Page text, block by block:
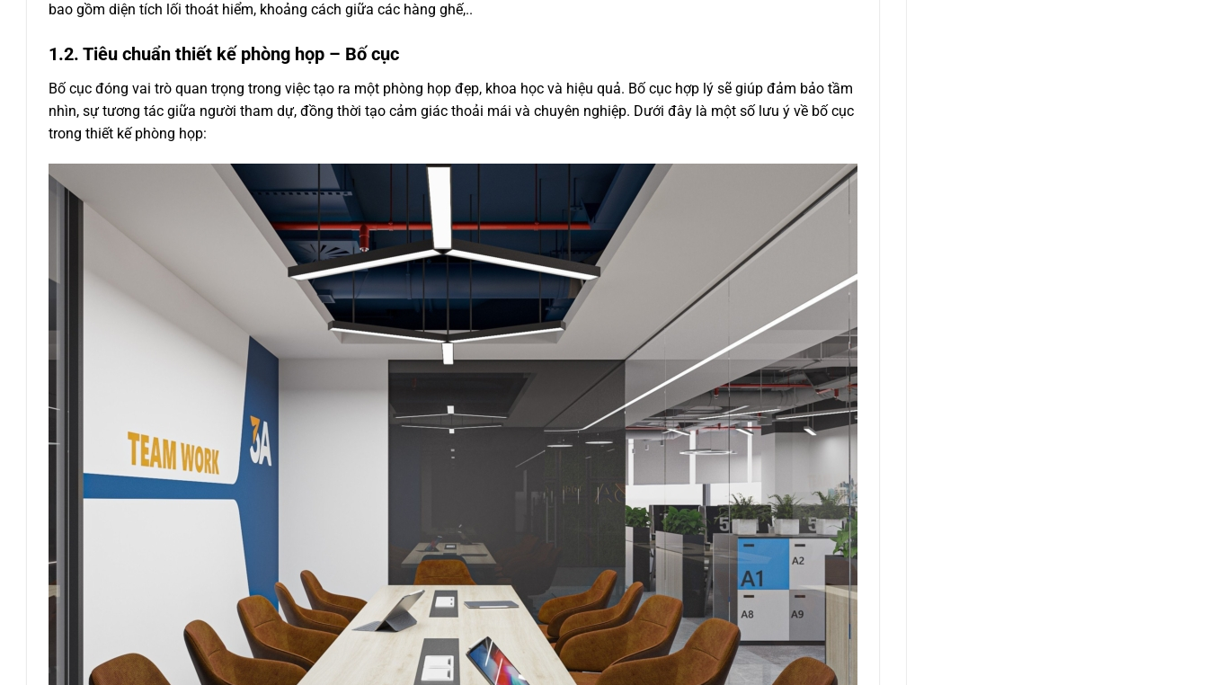
bao gồm diện tích lối thoát hiểm, khoảng cách giữa các hàng ghế,..
1.2. Tiêu chuẩn thiết kế phòng họp – Bố cục
Bố cục đóng vai trò quan trọng trong việc tạo ra một phòng họp đẹp, khoa học và hiệu quả. Bố cục hợp lý sẽ giúp đảm bảo tầm
nhìn, sự tương tác giữa người tham dự, đồng thời tạo cảm giác thoải mái và chuyên nghiệp. Dưới đây là một số lưu ý về bố cục
trong thiết kế phòng họp: